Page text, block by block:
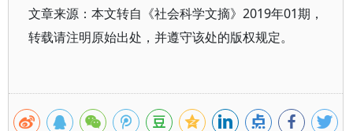
文章来源：本文转自《社会科学文摘》2019年01期，
转载请注明原始出处，并遵守该处的版权规定。